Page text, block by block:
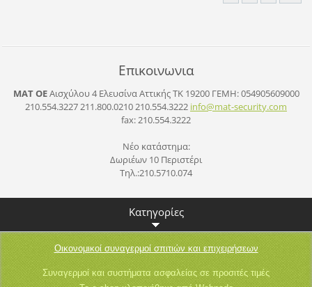
Επικοινωνια
ΜΑΤ ΟΕΑισχύλου 4 Ελευσίνα Αττικής ΤΚ 19200ΓΕΜΗ: 054905609000
210.554.3227 211.800.0210 210.554.3222 info@mat-security.com
fax: 210.554.3222
Νέο κατάστημα:
Δωριέων 10 Περιστέρι
Τηλ.:210.5710.074
Κατηγορίες
Οικονομικοί συναγερμοί σπιτιών και επιχειρήσεων
Συναγερμοί και συστήματα ασφαλείας σε προσιτές τιμές